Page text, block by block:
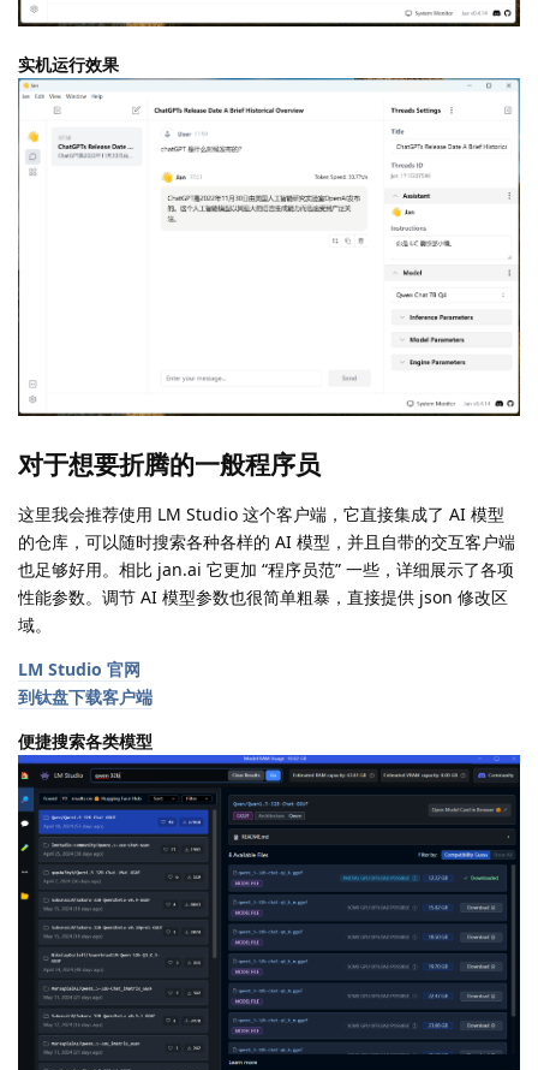
实机运行效果
对于想要折腾的一般程序员
这里我会推荐使用 LM Studio 这个客户端，它直接集成了 AI 模型
的仓库，可以随时搜索各种各样的 AI 模型，并且自带的交互客户端
也足够好用。相比 jan.ai 它更加 “程序员范” 一些，详细展示了各项
性能参数。调节 AI 模型参数也很简单粗暴，直接提供 json 修改区
域。
LM Studio 官网
到钛盘下载客户端
便捷搜索各类模型